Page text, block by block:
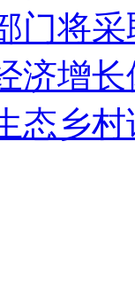
门将
济增
态乡